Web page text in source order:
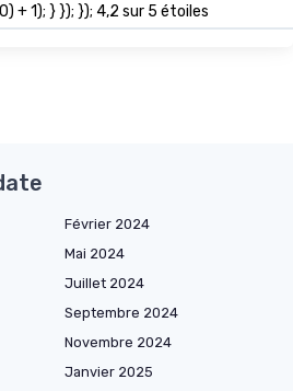
0) + 1); } }); }); 4,2 sur 5 étoiles
Février 2024
Mai 2024
Juillet 2024
Septembre 2024
Novembre 2024
Janvier 2025